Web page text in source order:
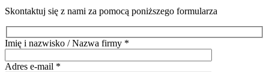
Skontaktuj się z nami za pomocą poniższego formularza
Imię i nazwisko / Nazwa firmy *
Adres e-mail *